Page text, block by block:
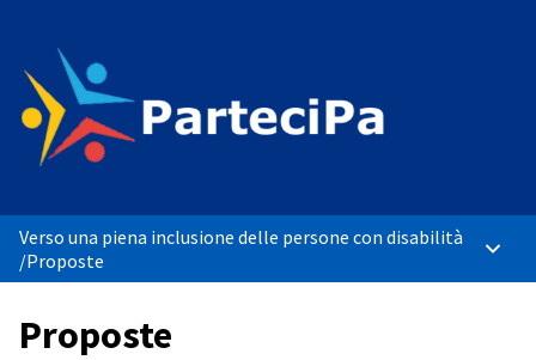
Verso una piena inclusione delle persone con disabilità
/Proposte
Proposte